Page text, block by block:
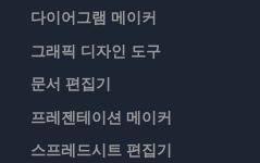
다이어그램 메이커
그래픽 디자인 도구
문서 편집기
프레젠테이션 메이커
스프레드시트 편집기